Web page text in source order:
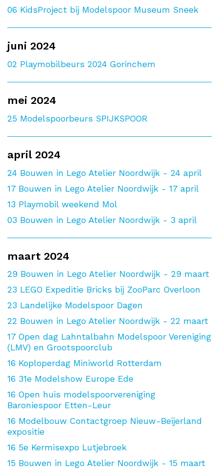
06 KidsProject bij Modelspoor Museum Sneek
juni 2024
02 Playmobilbeurs 2024 Gorinchem
mei 2024
25 Modelspoorbeurs SPIJKSPOOR
april 2024
24 Bouwen in Lego Atelier Noordwijk - 24 april
17 Bouwen in Lego Atelier Noordwijk - 17 april
13 Playmobil weekend Mol
03 Bouwen in Lego Atelier Noordwijk - 3 april
maart 2024
29 Bouwen in Lego Atelier Noordwijk - 29 maart
23 LEGO Expeditie Bricks bij ZooParc Overloon
23 Landelijke Modelspoor Dagen
22 Bouwen in Lego Atelier Noordwijk - 22 maart
17 Open dag Lahntalbahn Modelspoor Vereniging
(LMV) en Grootspoorclub
16 Koploperdag Miniworld Rotterdam
16 31e Modelshow Europe Ede
16 Open huis modelspoorvereniging
Baroniespoor Etten-Leur
16 Modelbouw Contactgroep Nieuw-Beijerland
expositie
16 5e Kermisexpo Lutjebroek
15 Bouwen in Lego Atelier Noordwijk - 15 maart